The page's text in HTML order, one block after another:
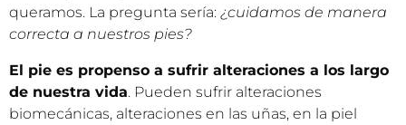
queramos. La pregunta sería: ¿cuidamos de manera
correcta a nuestros pies?
El pie es propenso a sufrir alteraciones a los largo
de nuestra vida. Pueden sufrir alteraciones
biomecánicas, alteraciones en las uñas, en la piel